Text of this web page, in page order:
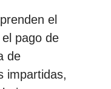
el
pago de
de
impartidas,